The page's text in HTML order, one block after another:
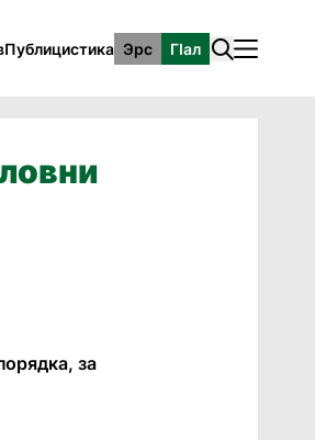
Публицистика Эрс ГӀал
за